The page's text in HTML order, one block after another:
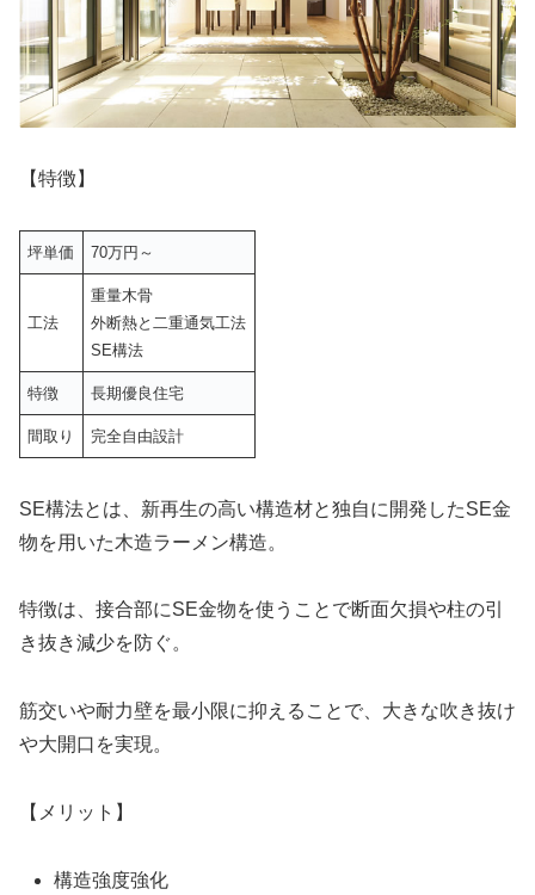
【特徴】
坪単価 70万円～
工法
重量木骨
外断熱と二重通気工法
SE構法
特徴 長期優良住宅
間取り 完全自由設計
SE構法とは、新再生の高い構造材と独自に開発したSE金
物を用いた木造ラーメン構造。
特徴は、接合部にSE金物を使うことで断面欠損や柱の引
き抜き減少を防ぐ。
筋交いや耐力壁を最小限に抑えることで、大きな吹き抜け
や大開口を実現。
【メリット】
構造強度強化